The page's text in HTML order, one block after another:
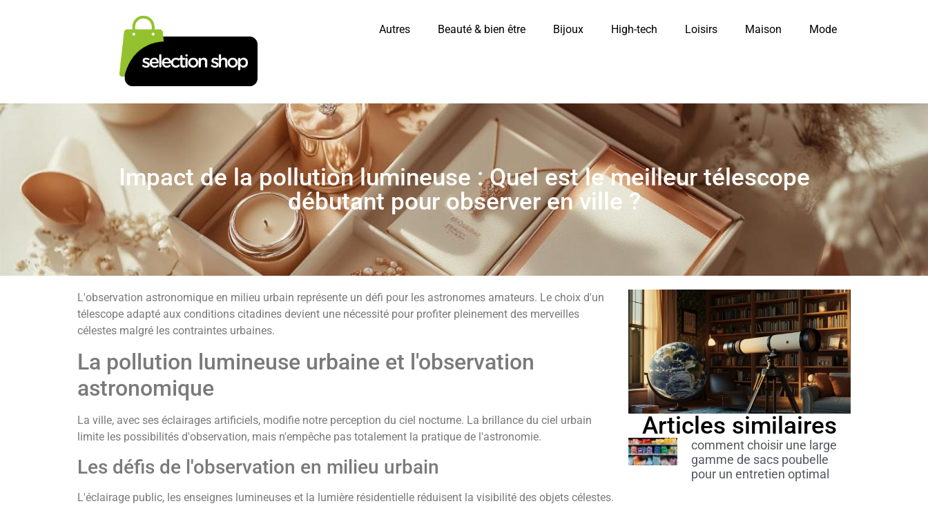
Autres Beauté & bien être Bijoux High-tech Loisirs Maison Mode
Impact de la pollution lumineuse : Quel est le meilleur télescope
débutant pour observer en ville ?
L'observation astronomique en milieu urbain représente un défi pour les astronomes amateurs. Le choix d'un
télescope adapté aux conditions citadines devient une nécessité pour profiter pleinement des merveilles
célestes malgré les contraintes urbaines.
La pollution lumineuse urbaine et l'observation
astronomique
La ville, avec ses éclairages artificiels, modifie notre perception du ciel nocturne. La brillance du ciel urbain
limite les possibilités d'observation, mais n'empêche pas totalement la pratique de l'astronomie.
Les défis de l'observation en milieu urbain
L'éclairage public, les enseignes lumineuses et la lumière résidentielle réduisent la visibilité des objets célestes.
Articles similaires
comment choisir une large
gamme de sacs poubelle
pour un entretien optimal